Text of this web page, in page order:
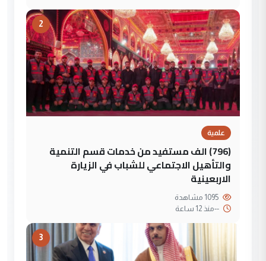
2
علمية
(796) الف مستفيد من خدمات قسم التنمية
والتأهيل الاجتماعي للشباب في الزيارة
الاربعينية
--منذ 12 ساعة
3